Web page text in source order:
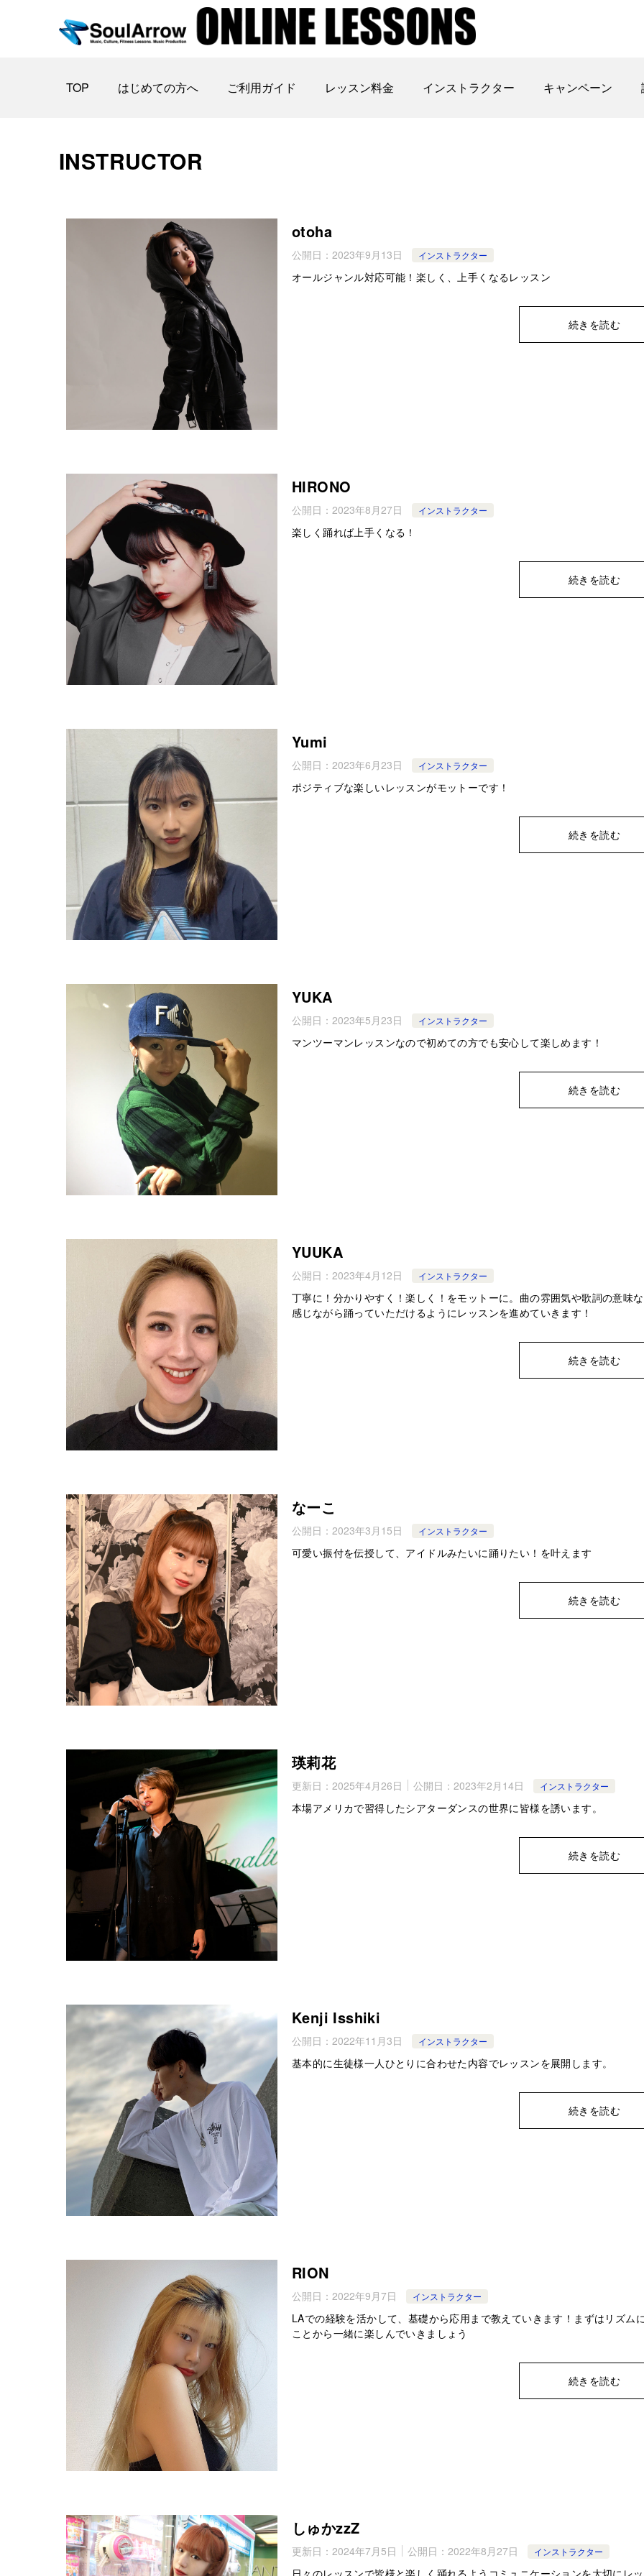
TOP はじめての方へ ご利用ガイド レッスン料金 インストラクター キャンペーン
INSTRUCTOR
otoha
公開日： 2023年9月13日 インストラクター
オールジャンル対応可能！楽しく、上手くなるレッスン
続きを読む
HIRONO
公開日： 2023年8月27日 インストラクター
楽しく踊れば上手くなる！
続きを読む
Yumi
公開日： 2023年6月23日 インストラクター
ポジティブな楽しいレッスンがモットーです！
続きを読む
YUKA
公開日： 2023年5月23日 インストラクター
マンツーマンレッスンなので初めての方でも安心して楽しめます！
続きを読む
YUUKA
公開日： 2023年4月12日 インストラクター
丁寧に！分かりやすく！楽しく！をモットーに。曲の雰囲気や歌詞の意味
感じながら踊っていただけるようにレッスンを進めていきます！
続きを読む
なーこ
公開日： 2023年3月15日 インストラクター
可愛い振付を伝授して、アイドルみたいに踊りたい！を叶えます
続きを読む
瑛莉花
更新日： 2025年4月26日 公開日： 2023年2月14日 インストラクター
本場アメリカで習得したシアターダンスの世界に皆様を誘います。
続きを読む
Kenji Isshiki
公開日： 2022年11月3日 インストラクター
基本的に生徒様一人ひとりに合わせた内容でレッスンを展開します。
続きを読む
RION
公開日： 2022年9月7日 インストラクター
LAでの経験を活かして、基礎から応用まで教えていきます！まずはリズム
ことから一緒に楽しんでいきましょう
続きを読む
しゅかzzZ
更新日： 2024年7月5日 公開日： 2022年8月27日 インストラクター